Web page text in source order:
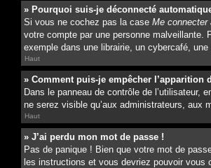
» Pourquoi suis-je déconnecté
Si vous ne cochez pas la case Me connecter
votre compte par une personne malveillante.
exemple dans une librairie, un cybercafé,
Haut
» Comment puis-je empêcher
Dans le panneau de contrôle de l’utilisateur,
ne serez visible qu’aux administrateurs, aux
Haut
» J’ai perdu mon mot de passe !
Pas de panique ! Bien que votre mot de
les instructions et vous devriez pouvoir vous